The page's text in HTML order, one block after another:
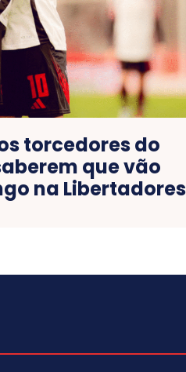
torcedores do
que vão
na Libertadores